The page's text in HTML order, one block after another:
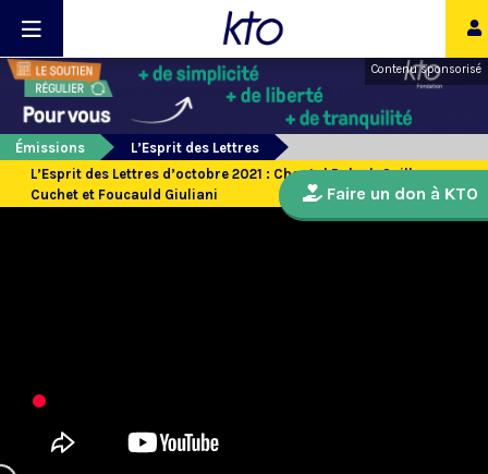
Contenu sponsorisé
Émissions
L’Esprit des Lettres
L’Esprit des Lettres d’octobre 2021 : Chantal Delsol, Guillaume
Cuchet et Foucauld Giuliani
Faire un don à KTO